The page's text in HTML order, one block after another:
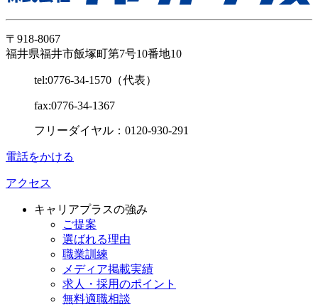
〒918-8067
福井県福井市飯塚町第7号10番地10
tel:0776-34-1570（代表）
fax:0776-34-1367
フリーダイヤル：0120-930-291
電話をかける
アクセス
キャリアプラスの強み
ご提案
選ばれる理由
職業訓練
メディア掲載実績
求人・採用のポイント
無料適職相談